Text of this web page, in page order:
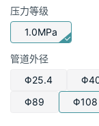
压力等级
1.0MPa
管道外径
Φ25.4
Φ89
Φ108